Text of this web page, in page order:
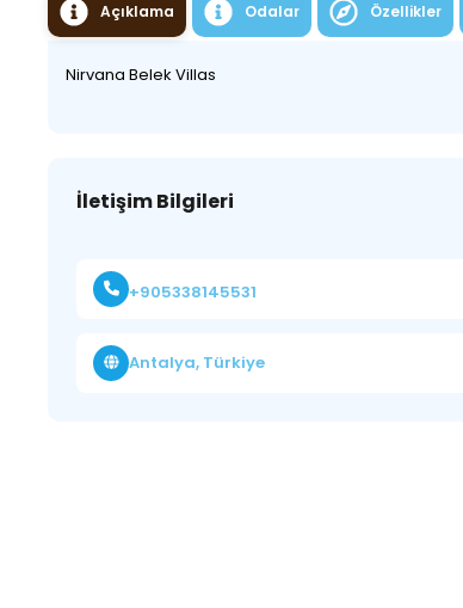
Açıklama Odalar Özellikler
Nirvana Belek Villas
İletişim Bilgileri
+905338145531
Antalya, Türkiye